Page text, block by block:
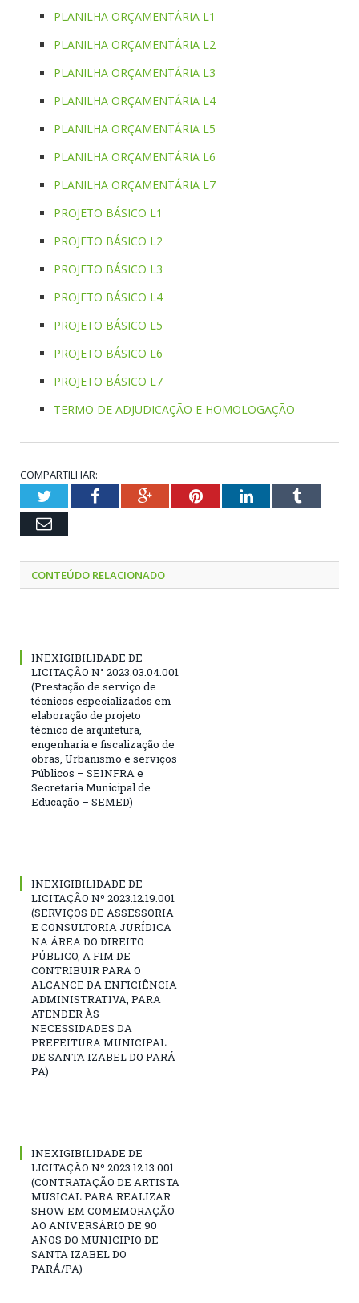
PLANILHA ORÇAMENTÁRIA L1
PLANILHA ORÇAMENTÁRIA L2
PLANILHA ORÇAMENTÁRIA L3
PLANILHA ORÇAMENTÁRIA L4
PLANILHA ORÇAMENTÁRIA L5
PLANILHA ORÇAMENTÁRIA L6
PLANILHA ORÇAMENTÁRIA L7
PROJETO BÁSICO L1
PROJETO BÁSICO L2
PROJETO BÁSICO L3
PROJETO BÁSICO L4
PROJETO BÁSICO L5
PROJETO BÁSICO L6
PROJETO BÁSICO L7
TERMO DE ADJUDICAÇÃO E HOMOLOGAÇÃO
COMPARTILHAR:
TwitterFacebookGoogle+PinterestLinkedInTumblr
Email
CONTEÚDO RELACIONADO
INEXIGIBILIDADE DE
LICITAÇÃO N° 2023.03.04.001
(Prestação de serviço de
técnicos especializados em
elaboração de projeto
técnico de arquitetura,
engenharia e fiscalização de
obras, Urbanismo e serviços
Públicos – SEINFRA e
Secretaria Municipal de
Educação – SEMED)
INEXIGIBILIDADE DE
LICITAÇÃO Nº 2023.12.19.001
(SERVIÇOS DE ASSESSORIA
E CONSULTORIA JURÍDICA
NA ÁREA DO DIREITO
PÚBLICO, A FIM DE
CONTRIBUIR PARA O
ALCANCE DA ENFICIÊNCIA
ADMINISTRATIVA, PARA
ATENDER ÀS
NECESSIDADES DA
PREFEITURA MUNICIPAL
DE SANTA IZABEL DO PARÁ-
PA)
INEXIGIBILIDADE DE
LICITAÇÃO Nº 2023.12.13.001
(CONTRATAÇÃO DE ARTISTA
MUSICAL PARA REALIZAR
SHOW EM COMEMORAÇÃO
AO ANIVERSÁRIO DE 90
ANOS DO MUNICIPIO DE
SANTA IZABEL DO
PARÁ/PA)